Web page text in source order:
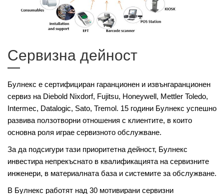
Сервизна дейност
Булнекс е сертифициран гаранционен и извънгаранционен
сервиз на Diebold Nixdorf, Fujitsu, Honeywell, Mettler Toledo,
Intermec, Datalogic, Sato, Tremol. 15 години Булнекс успешно
развива ползотворни отношения с клиентите, в които
основна роля играе сервизното обслужване.
За да подсигури тази приоритетна дейност, Булнекс
инвестира непрекъснато в квалификацията на сервизните
инженери, в материалната база и системите за обслужване.
В Булнекс работят над 30 мотивирани сервизни